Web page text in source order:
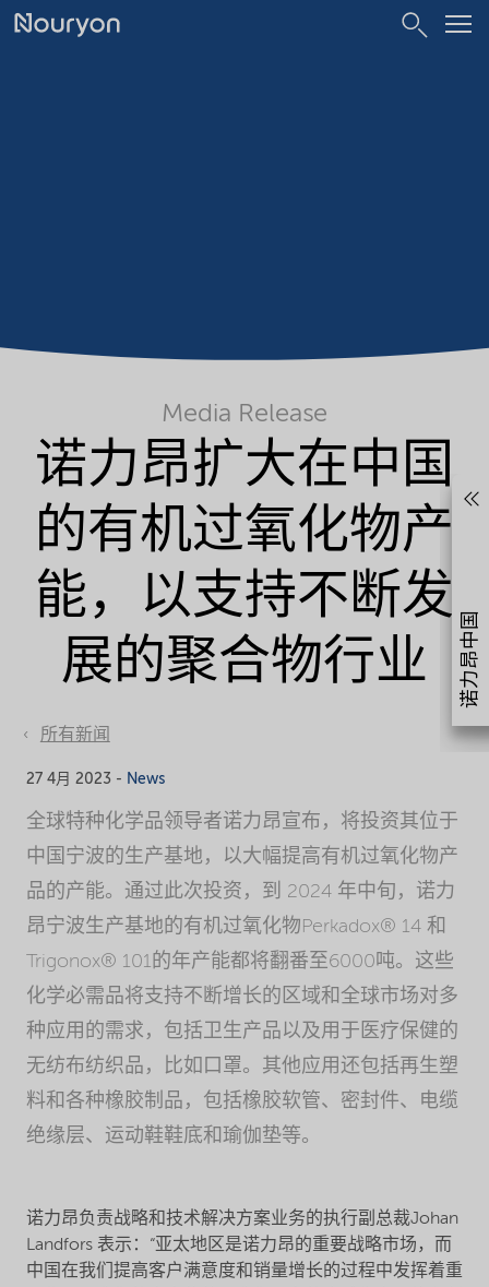
Media Release
诺力昂扩大在中国
的有机过氧化物产
能，以支持不断发
展的聚合物行业
所有新闻
诺力昂中国
27 4月 2023 - News
全球特种化学品领导者诺力昂宣布，将投资其位于
中国宁波的生产基地，以大幅提高有机过氧化物产
品的产能。通过此次投资，到 2024 年中旬，诺力
昂宁波生产基地的有机过氧化物Perkadox® 14 和
Trigonox® 101的年产能都将翻番至6000吨。这些
化学必需品将支持不断增长的区域和全球市场对多
种应用的需求，包括卫生产品以及用于医疗保健的
无纺布纺织品，比如口罩。其他应用还包括再生塑
料和各种橡胶制品，包括橡胶软管、密封件、电缆
绝缘层、运动鞋鞋底和瑜伽垫等。
诺力昂负责战略和技术解决方案业务的执行副总裁Johan
Landfors 表示：“亚太地区是诺力昂的重要战略市场，而
中国在我们提高客户满意度和销量增长的过程中发挥着重